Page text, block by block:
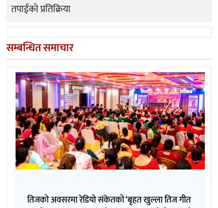
तपाईको प्रतिक्रिया
सम्बन्धित समाचार
तिजको अवसरमा रेडियो संकेतको ‘बृहत खुल्ला तिज गीत